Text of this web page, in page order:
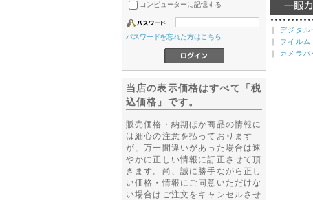
コンピューターに記憶する
パスワードを忘れた方はこちら
当店の表示価格はすべて「税
込価格」です。
販売価格・納期ほか商品の情報に
は細心の注意を払っております
が、万一間違いがあった場合は速
やかに正しい情報に訂正させて頂
きます。尚、誠に勝手ながら正し
い価格・情報にご同意いただけな
い場合はご注文をキャンセルさせ
｜デジタル
｜ フイルム
｜ カメラバ